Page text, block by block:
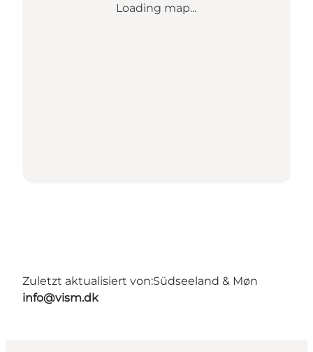
Loading map...
Zuletzt aktualisiert von:Südseeland & Møn
info@vism.dk